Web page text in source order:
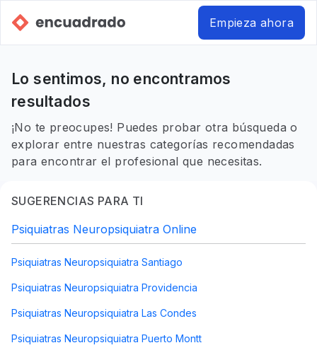
Empieza ahora
Lo sentimos, no encontramos
resultados
¡No te preocupes! Puedes probar otra búsqueda o
explorar entre nuestras categorías recomendadas
para encontrar el profesional que necesitas.
SUGERENCIAS PARA TI
Psiquiatras Neuropsiquiatra Online
Psiquiatras Neuropsiquiatra Santiago
Psiquiatras Neuropsiquiatra Providencia
Psiquiatras Neuropsiquiatra Las Condes
Psiquiatras Neuropsiquiatra Puerto Montt